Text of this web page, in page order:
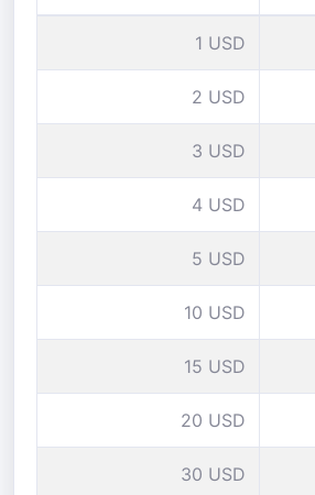
1 USD
2 USD
3 USD
4 USD
5 USD
10 USD
15 USD
20 USD
30 USD